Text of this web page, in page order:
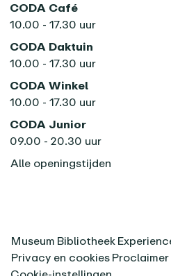
CODA Café
10.00 - 17.30 uur
CODA Daktuin
10.00 - 17.30 uur
CODA Winkel
10.00 - 17.30 uur
CODA Junior
09.00 - 20.30 uur
Alle openingstijden
Museum Bibliotheek
Privacy en cookies Proclaimer